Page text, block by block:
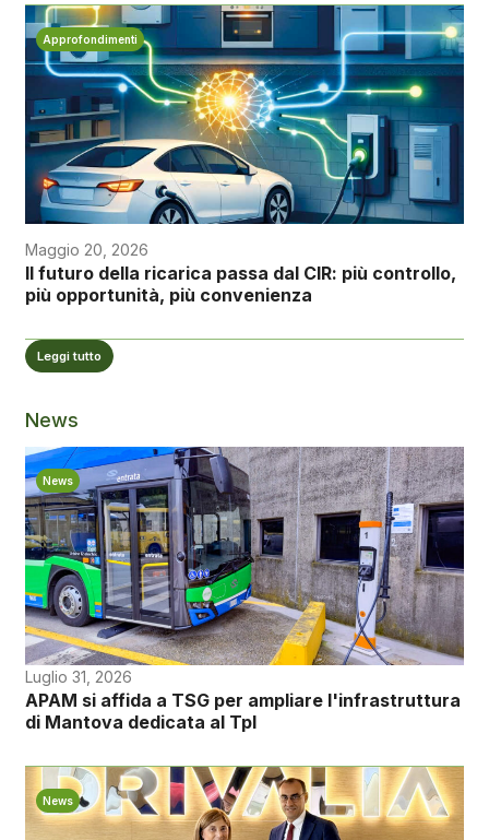
Approfondimenti
Maggio 20, 2026
Il futuro della ricarica passa dal CIR: più controllo,
più opportunità, più convenienza
Leggi tutto
News
News
Luglio 31, 2026
APAM si affida a TSG per ampliare l'infrastruttura
di Mantova dedicata al Tpl
News